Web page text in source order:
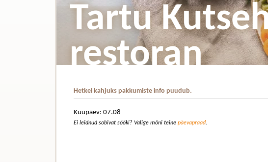
Tartu
restoran
Hetkel kahjuks pakkumiste info puudub.
Kuupäev: 07.08
Ei leidnud sobivat sööki? Valige mõni teine päevapraad.